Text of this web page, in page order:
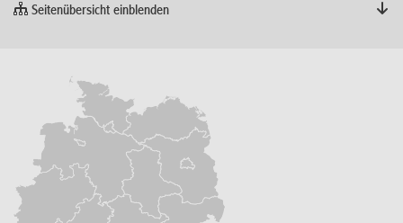
Seitenübersicht einblenden